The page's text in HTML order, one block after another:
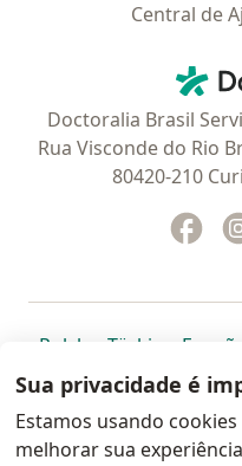
Central de
Doctoralia Brasil
Rua Visconde do Rio
80420-210
Polska abre num novo
Türkiye abre
España
Portugal abre num
, México ,
Sua privacidade é
Estamos usando
melhorar sua